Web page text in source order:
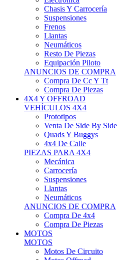
Chasis Y Carrocería
Suspensiones
Frenos
Llantas
Neumáticos
Resto De Piezas
Equipación Piloto
ANUNCIOS DE COMPRA
Compra De Cc Y Tt
Compra De Piezas
4X4 Y OFFROAD
VEHÍCULOS 4X4
Prototipos
Venta De Side By Side
Quads Y Buggys
4x4 De Calle
PIEZAS PARA 4X4
Mecánica
Carrocería
Suspensiones
Llantas
Neumáticos
ANUNCIOS DE COMPRA
Compra De 4x4
Compra De Piezas
MOTOS
MOTOS
Motos De Circuito